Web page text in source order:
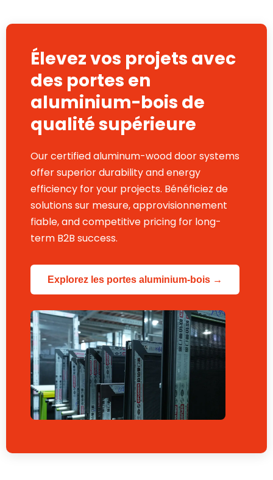
Élevez vos projets avec
des portes en
aluminium-bois de
qualité supérieure
Our certified aluminum-wood door systems
offer superior durability and energy
efficiency for your projects. Bénéficiez de
solutions sur mesure, approvisionnement
fiable,and competitive pricing for long-
term B2B success.
Explorez les portes aluminium-bois →